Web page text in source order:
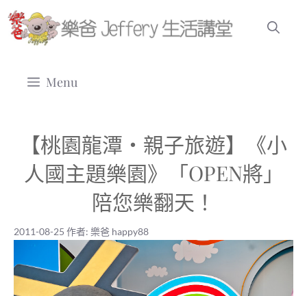
跳
至
Menu
【桃園龍潭‧親子旅遊】《小
人國主題樂園》「OPEN將」
陪您樂翻天！
2011-08-25 | 樂爸 happy88
2011-08-25 作者: 樂爸 happy88